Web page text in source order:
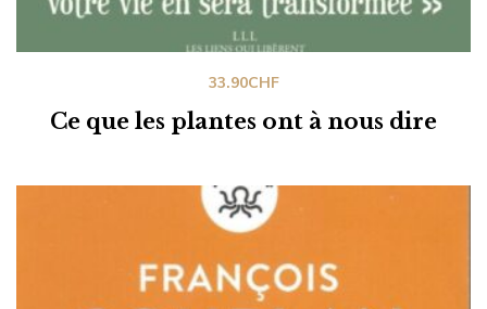
Ce que les plantes ont à nous dire
33.90CHF